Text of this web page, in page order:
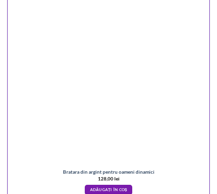
Bratara din argint pentru oameni dinamici
128,00lei
ADĂUGAȚI ÎN COȘ